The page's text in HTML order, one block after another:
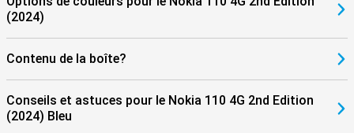
(2024)
Contenu de la boîte?
Conseils et astuces pour le Nokia 110 4G 2nd Edition
(2024) Bleu